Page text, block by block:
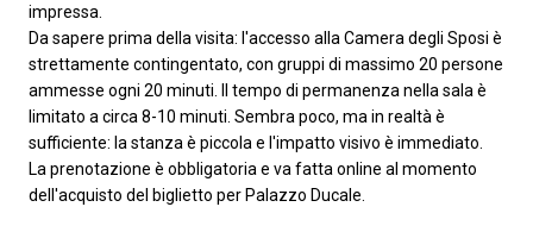
impressa.
Da sapere prima della visita: l'accesso alla Camera degli Sposi è
strettamente contingentato, con gruppi di massimo 20 persone
ammesse ogni 20 minuti. Il tempo di permanenza nella sala è
limitato a circa 8-10 minuti. Sembra poco, ma in realtà è
sufficiente: la stanza è piccola e l'impatto visivo è immediato.
La prenotazione è obbligatoria e va fatta online al momento
dell'acquisto del biglietto per Palazzo Ducale.